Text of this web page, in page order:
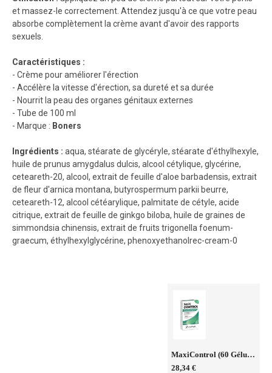
et massez-le correctement. Attendez jusqu'à ce que votre peau
absorbe complètement la crème avant d'avoir des rapports
sexuels.
Caractéristiques :
- Crème pour améliorer l'érection
- Accélère la vitesse d'érection, sa dureté et sa durée
- Nourrit la peau des organes génitaux externes
- Tube de 100 ml
- Marque : Boners
Ingrédients : aqua, stéarate de glycéryle, stéarate d'éthylhexyle,
huile de prunus amygdalus dulcis, alcool cétylique, glycérine,
ceteareth-20, alcool, extrait de feuille d'aloe barbadensis, extrait
de fleur d'arnica montana, butyrospermum parkii beurre,
ceteareth-12, alcool cétéarylique, palmitate de cétyle, acide
citrique, extrait de feuille de ginkgo biloba, huile de graines de
simmondsia chinensis, extrait de fruits trigonella foenum-
graecum, éthylhexylglycérine, phenoxyethanolrec-cream-0
MaxiControl (60 Gélules)
28,34 €